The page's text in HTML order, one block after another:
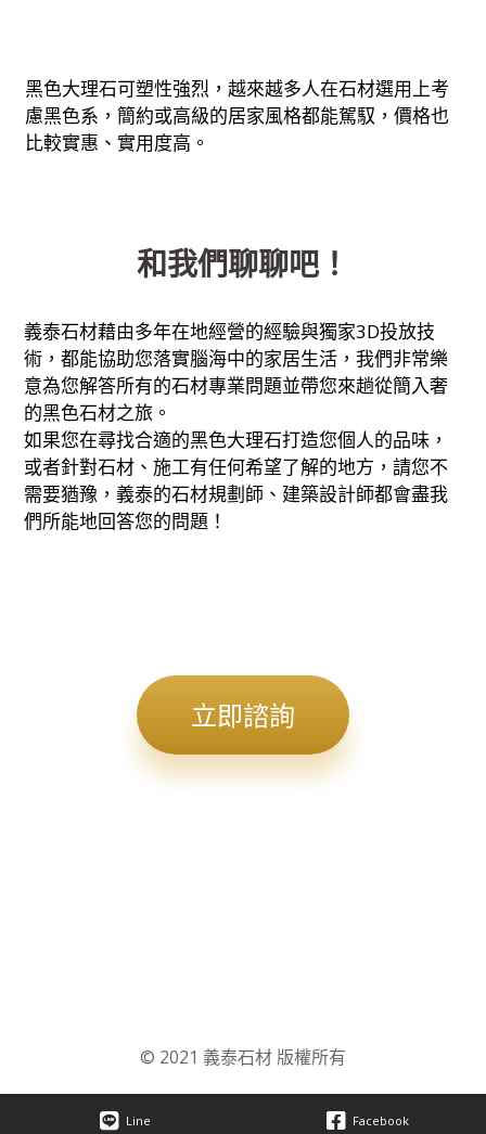
黑色大理石可塑性強烈，越來越多人在石材選用上考
慮黑色系，簡約或高級的居家風格都能駕馭，價格也
比較實惠、實用度高。
和我們聊聊吧！
義泰石材藉由多年在地經營的經驗與獨家3D投放技
術，都能協助您落實腦海中的家居生活，我們非常樂
意為您解答所有的石材專業問題並帶您來趟從簡入奢
的黑色石材之旅。
如果您在尋找合適的黑色大理石打造您個人的品味，
或者針對石材、施工有任何希望了解的地方，請您不
需要猶豫，義泰的石材規劃師、建築設計師都會盡我
們所能地回答您的問題！
立即諮詢
© 2021 義泰石材 版權所有
Line Facebook